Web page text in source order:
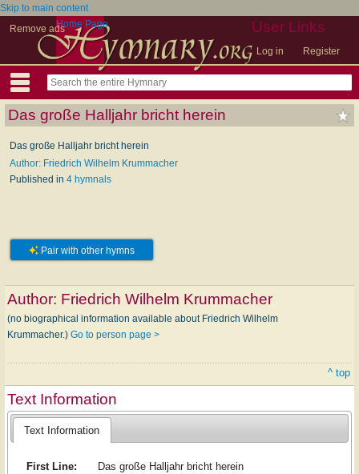
Skip to main content
Remove ads
User Links
Log in Register
Home Page
Das große Halljahr bricht herein
Das große Halljahr bricht herein
Author: Friedrich Wilhelm Krummacher
Published in 4 hymnals
Pair with other hymns
Author: Friedrich Wilhelm Krummacher
(no biographical information available about Friedrich Wilhelm
Krummacher.) Go to person page >
^ top
Text Information
Text Information
First Line:
Das große Halljahr bricht herein